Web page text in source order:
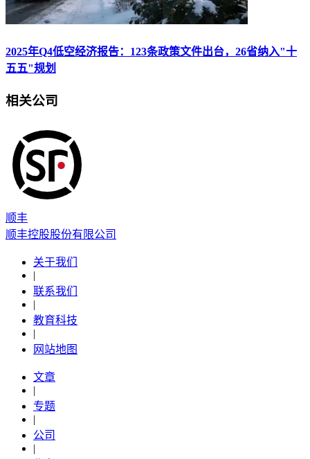
2025年Q4低空经济报告：123条政策文件出台，26省纳入"十
五五"规划
相关公司
顺丰
顺丰控股股份有限公司
关于我们
|
联系我们
|
教育科技
|
网站地图
文章
|
专题
|
公司
|